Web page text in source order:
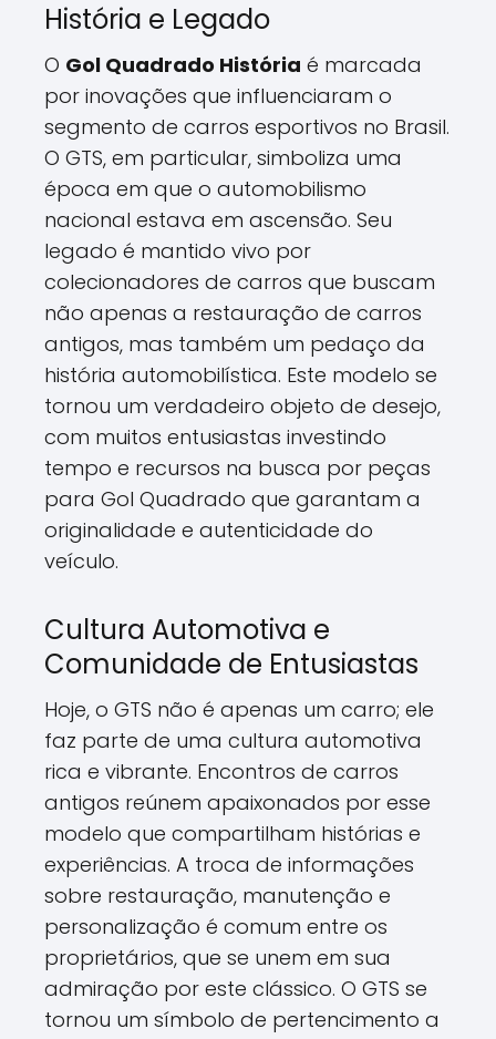
História e Legado
O Gol Quadrado História é marcada
por inovações que influenciaram o
segmento de carros esportivos no Brasil.
O GTS, em particular, simboliza uma
época em que o automobilismo
nacional estava em ascensão. Seu
legado é mantido vivo por
colecionadores de carros que buscam
não apenas a restauração de carros
antigos, mas também um pedaço da
história automobilística. Este modelo se
tornou um verdadeiro objeto de desejo,
com muitos entusiastas investindo
tempo e recursos na busca por peças
para Gol Quadrado que garantam a
originalidade e autenticidade do
veículo.
Cultura Automotiva e
Comunidade de Entusiastas
Hoje, o GTS não é apenas um carro; ele
faz parte de uma cultura automotiva
rica e vibrante. Encontros de carros
antigos reúnem apaixonados por esse
modelo que compartilham histórias e
experiências. A troca de informações
sobre restauração, manutenção e
personalização é comum entre os
proprietários, que se unem em sua
admiração por este clássico. O GTS se
tornou um símbolo de pertencimento a